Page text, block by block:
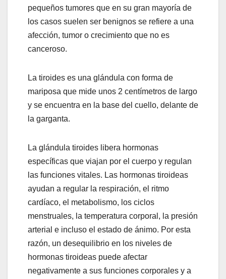
pequeños tumores que en su gran mayoría de
los casos suelen ser benignos se refiere a una
afección, tumor o crecimiento que no es
canceroso.
La tiroides es una glándula con forma de
mariposa que mide unos 2 centímetros de largo
y se encuentra en la base del cuello, delante de
la garganta.
La glándula tiroides libera hormonas
específicas que viajan por el cuerpo y regulan
las funciones vitales. Las hormonas tiroideas
ayudan a regular la respiración, el ritmo
cardíaco, el metabolismo, los ciclos
menstruales, la temperatura corporal, la presión
arterial e incluso el estado de ánimo. Por esta
razón, un desequilibrio en los niveles de
hormonas tiroideas puede afectar
negativamente a sus funciones corporales y a